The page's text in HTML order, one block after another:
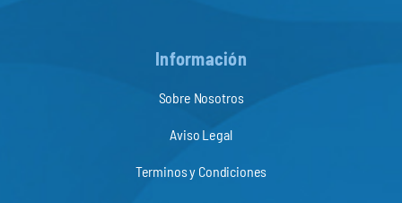
Información
Sobre Nosotros
Aviso Legal
Terminos y Condiciones